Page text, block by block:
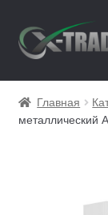
Перейти
к
Перейти
к
Главная
Каталог
Мой аккаунт
Главная
металлический